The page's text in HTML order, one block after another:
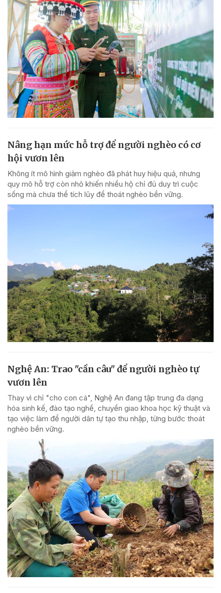
Nâng hạn mức hỗ trợ để người nghèo có cơ
hội vươn lên
Không ít mô hình giảm nghèo đã phát huy hiệu quả, nhưng
quy mô hỗ trợ còn nhỏ khiến nhiều hộ chỉ đủ duy trì cuộc
sống mà chưa thể tích lũy để thoát nghèo bền vững.
Nghệ An: Trao "cần câu" để người nghèo tự
vươn lên
Thay vì chỉ "cho con cá", Nghệ An đang tập trung đa dạng
hóa sinh kế, đào tạo nghề, chuyển giao khoa học kỹ thuật và
tạo việc làm để người dân tự tạo thu nhập, từng bước thoát
nghèo bền vững.